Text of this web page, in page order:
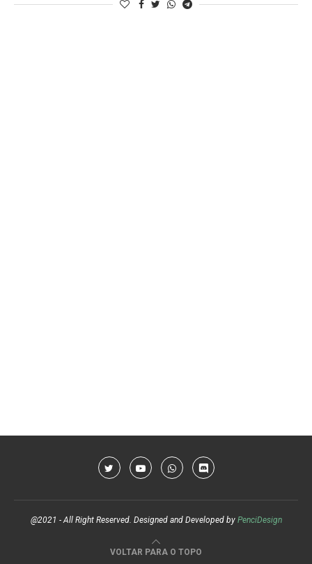
@2021 - All Right Reserved. Designed and Developed by PenciDesign
VOLTAR PARA O TOPO